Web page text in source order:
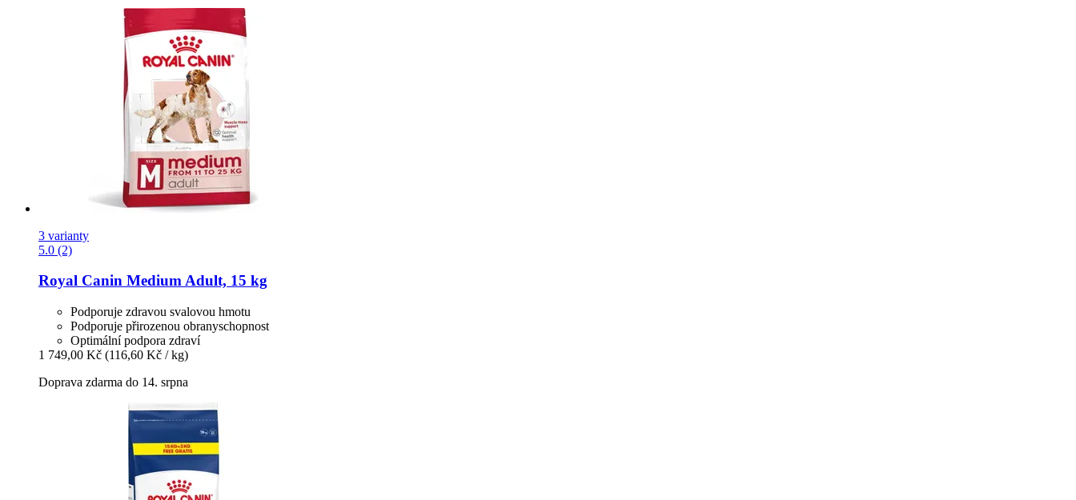
3 varianty
5.0 (2)
Royal Canin Medium Adult, 15 kg
Podporuje zdravou svalovou hmotu
Podporuje přirozenou obranyschopnost
Optimální podpora zdraví
1 749,00 Kč (116,60 Kč / kg)
Doprava zdarma do 14. srpna